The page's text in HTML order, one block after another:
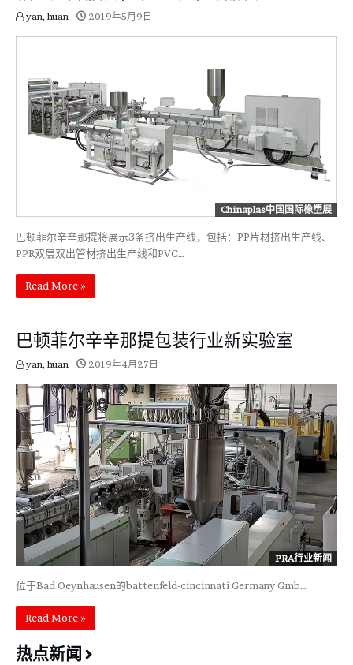
yan, huan 2019年5月9日
Chinaplas中国国际橡塑展
巴顿菲尔辛辛那提将展示3条挤出生产线，包括：PP片材挤出生产线、
PPR双层双出管材挤出生产线和PVC…
Read More »
巴顿菲尔辛辛那提包装行业新实验室
yan, huan 2019年4月27日
PRA行业新闻
位于Bad Oeynhausen的battenfeld-cincinnati Germany Gmb…
Read More »
热点新闻